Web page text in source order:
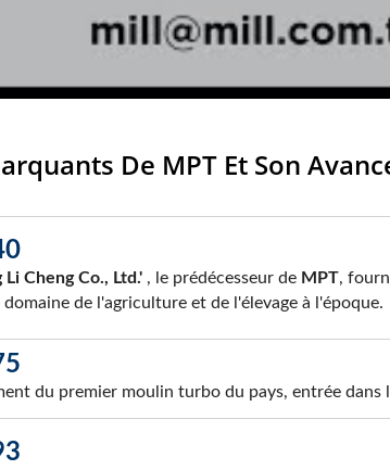
De MPT Et Son
Li Cheng Co., Ltd.' , le prédécesseur de MPT,
domaine de l'agriculture et de l'élevage à l'époque.
du premier moulin turbo du pays, entrée